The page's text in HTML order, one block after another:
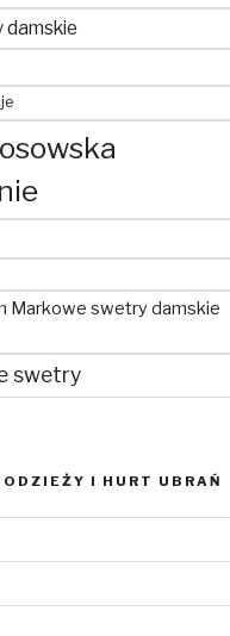
Markowe swetry damskie
swetry
I HURT UBRAŃ